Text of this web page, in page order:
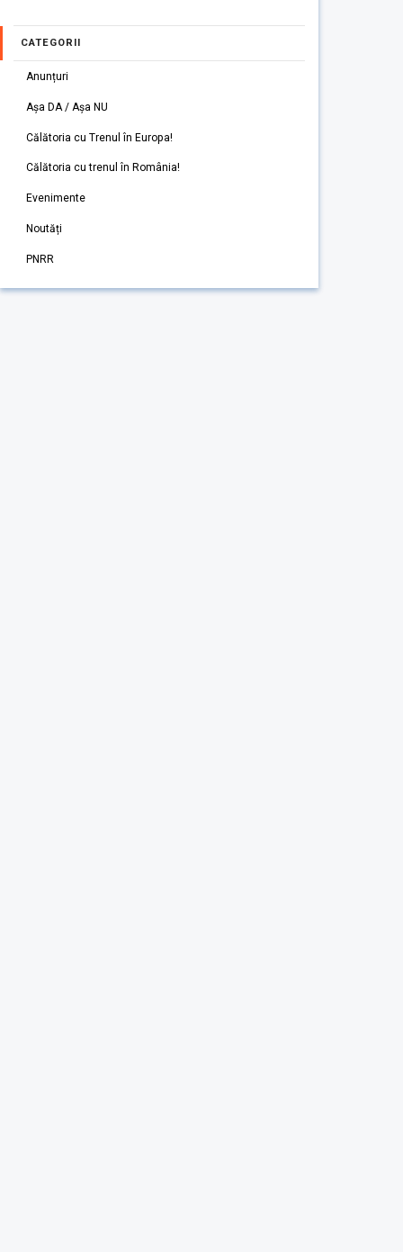
CATEGORII
Anunțuri
Așa DA / Așa NU
Călătoria cu Trenul în Europa!
Călătoria cu trenul în România!
Evenimente
Noutăți
PNRR